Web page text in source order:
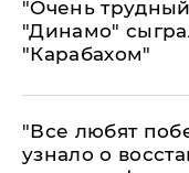
"Очень
"Динамо"
"Карабахом"
​"Все любят
узнало о